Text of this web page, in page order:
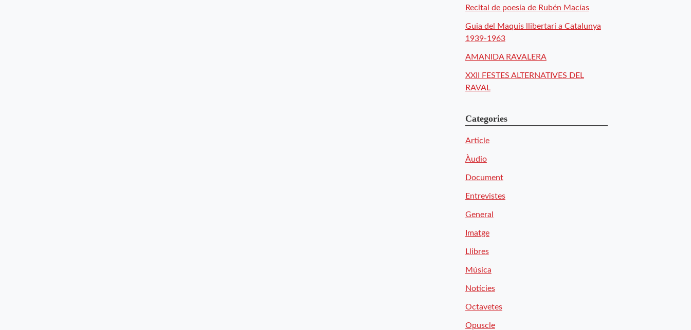
Recital de poesía de Rubén Macías
Guia del Maquis llibertari a Catalunya
1939-1963
AMANIDA RAVALERA
XXII FESTES ALTERNATIVES DEL
RAVAL
Categories
Article
Àudio
Document
Entrevistes
General
Imatge
Llibres
Música
Notícies
Octavetes
Opuscle